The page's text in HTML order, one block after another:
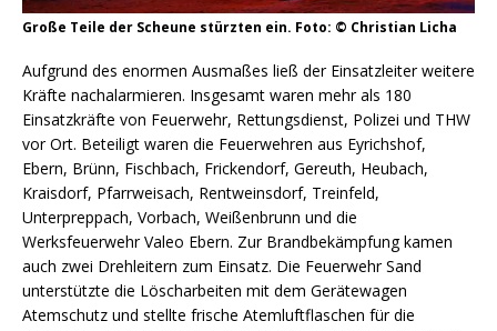
Große Teile der Scheune stürzten ein. Foto: © Christian Licha
Aufgrund des enormen Ausmaßes ließ der Einsatzleiter weitere
Kräfte nachalarmieren. Insgesamt waren mehr als 180
Einsatzkräfte von Feuerwehr, Rettungsdienst, Polizei und THW
vor Ort. Beteiligt waren die Feuerwehren aus Eyrichshof,
Ebern, Brünn, Fischbach, Frickendorf, Gereuth, Heubach,
Kraisdorf, Pfarrweisach, Rentweinsdorf, Treinfeld,
Unterpreppach, Vorbach, Weißenbrunn und die
Werksfeuerwehr Valeo Ebern. Zur Brandbekämpfung kamen
auch zwei Drehleitern zum Einsatz. Die Feuerwehr Sand
unterstützte die Löscharbeiten mit dem Gerätewagen
Atemschutz und stellte frische Atemluftflaschen für die